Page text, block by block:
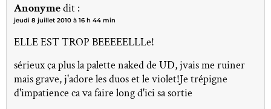
Anonymedit :
jeudi 8 juillet 2010 à 16 h 44 min
ELLE EST TROP BEEEEELLLe!
sérieux ça plus la palette naked de UD, jvais me ruiner
mais grave, j'adore les duos et le violet!Je trépigne
d'impatience ca va faire long d'ici sa sortie